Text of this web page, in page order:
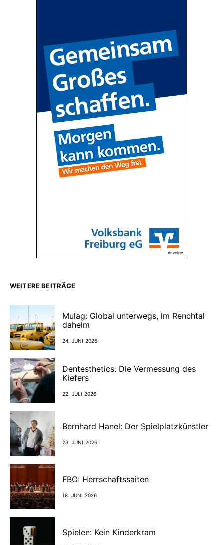
Anzeige
WEITERE BEITRÄGE
Mulag: Global unterwegs, im Renchtal
daheim
24. JUNI 2026
Dentesthetics: Die Vermessung des
Kiefers
22. JULI 2026
Bernhard Hanel: Der Spielplatzkünstler
23. JUNI 2026
FBO: Herrschaftssaiten
18. JUNI 2026
Spielen: Kein Kinderkram